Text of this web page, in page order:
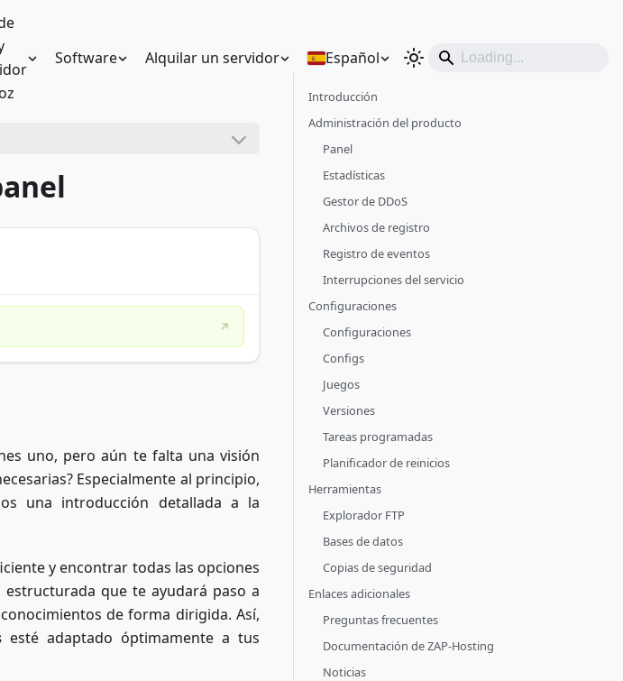
Software Alquilar un servidor Español
uno, pero aún te falta una visión
Especialmente al principio,
una introducción detallada a la
y encontrar todas las opciones
que te ayudará paso a
de forma dirigida. Así,
esté adaptado óptimamente a tus
Introducción
Administración del producto
Panel
Estadísticas
Gestor de DDoS
Archivos de registro
Registro de eventos
Interrupciones del servicio
Configuraciones
Configuraciones
Configs
Juegos
Versiones
Tareas programadas
Planificador de reinicios
Herramientas
Explorador FTP
Bases de datos
Copias de seguridad
Enlaces adicionales
Preguntas frecuentes
Documentación de ZAP-Hosting
Noticias